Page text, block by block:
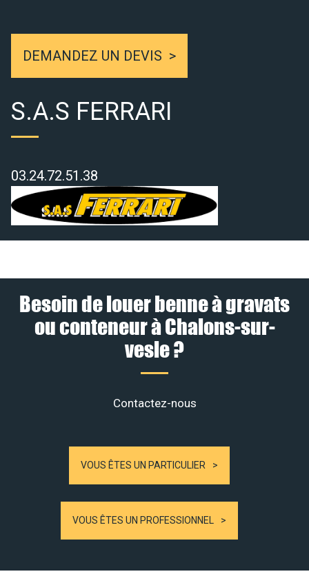
DEMANDEZ UN DEVIS
S.A.S FERRARI
03.24.72.51.38
Besoin de louer benne à gravats
ou conteneur à Chalons-sur-
vesle ?
Contactez-nous
VOUS ÊTES UN PARTICULIER
VOUS ÊTES UN PROFESSIONNEL